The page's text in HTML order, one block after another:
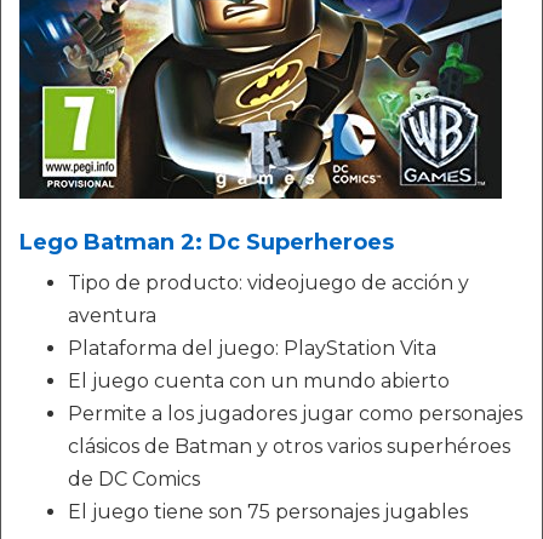
Lego Batman 2: Dc Superheroes
Tipo de producto: videojuego de acción y
aventura
Plataforma del juego: PlayStation Vita
El juego cuenta con un mundo abierto
Permite a los jugadores jugar como personajes
clásicos de Batman y otros varios superhéroes
de DC Comics
El juego tiene son 75 personajes jugables